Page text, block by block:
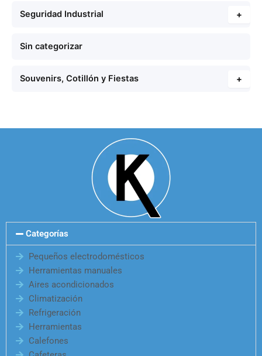
Seguridad Industrial +
Sin categorizar
Souvenirs, Cotillón y Fiestas +
Categorías
Pequeños electrodomésticos
Herramientas manuales
Aires acondicionados
Climatización
Refrigeración
Herramientas
Calefones